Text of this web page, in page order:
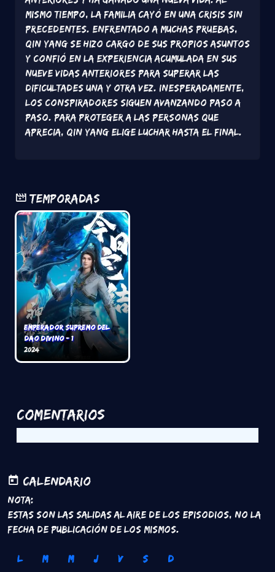
mismo tiempo, la familia cayó en una crisis sin
precedentes. Enfrentado a muchas pruebas,
Qin Yang se hizo cargo de sus propios asuntos
y confió en la experiencia acumulada en sus
nueve vidas anteriores para superar las
dificultades una y otra vez. Inesperadamente,
los conspiradores siguen avanzando paso a
paso. Para proteger a las personas que
aprecia, Qin Yang elige luchar hasta el final.
Temporadas
Emperador Supremo del
Dao Divino - 1
2024
Comentarios
Calendario
Nota:
Estas son las salidas al aire de los episodios, no la
fecha de publicación de los mismos.
L M M J V S D